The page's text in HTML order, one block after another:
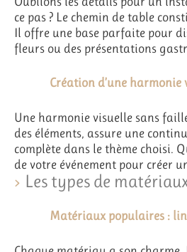
ce pas ? Le chemin de table
Il offre une base parfaite pour
fleurs ou des présentations
Création d’une
Une harmonie visuelle sans
des éléments, assure une
complète dans le thème choisi.
de votre événement pour créer
Les types de
Matériaux populaires :